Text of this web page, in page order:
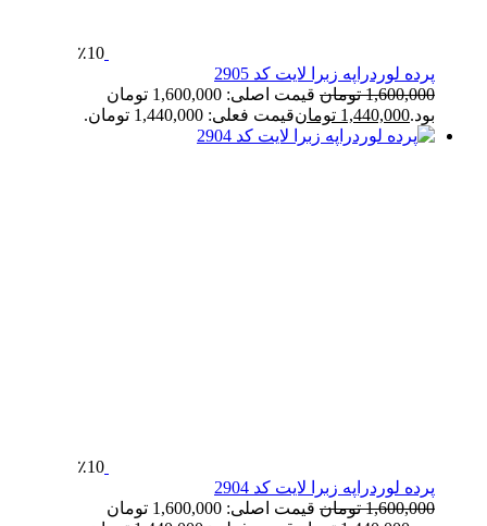
٪10
پرده لوردراپه زبرا لایت کد 2905
1,600,000 تومان
قیمت اصلی: 1,600,000 تومان
بود.1,440,000 تومانقیمت فعلی: 1,440,000 تومان.
٪10
پرده لوردراپه زبرا لایت کد 2904
1,600,000 تومان
قیمت اصلی: 1,600,000 تومان